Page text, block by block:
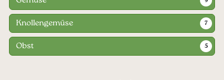
Knollengemüse 7
Obst 5